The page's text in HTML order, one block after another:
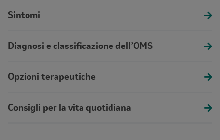
Sintomi
Diagnosi e classificazione dell’OMS
Opzioni terapeutiche
Consigli per la vita quotidiana